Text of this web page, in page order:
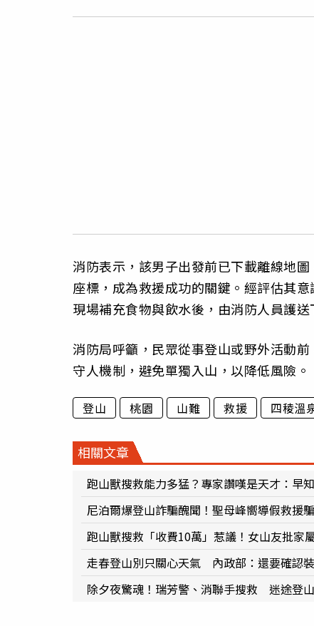
消防表示，該男子出發前已下載離線地
座標，成為救援成功的關鍵。經評估其
現場補充食物與飲水後，由消防人員護送
消防局呼籲，民眾從事登山或野外活動
守人機制，避免單獨入山，以降低風險。
登山 桃園 山難 救援 四稜溫
相關文章
跑山獸搜救能力多猛？專家讚嘆是天才：早
尼泊爾爆登山詐騙醜聞！聖母峰嚮導假救
跑山獸搜救「收費10萬」惹議！女山友批
走春登山別只關心天氣 內政部：還要確認
除夕夜驚魂！瑞芳警、消聯手搜救 迷途登